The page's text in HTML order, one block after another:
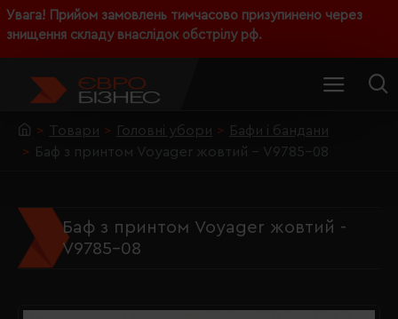
Увага! Прийом замовлень тимчасово призупинено через
знищення складу внаслідок обстрілу рф.
Товари Головні убори
Бафи і бандани
Баф з принтом Voyager жовтий - V9785-08
Баф з принтом Voyager жовтий -
V9785-08